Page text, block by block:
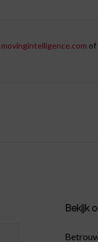
movingintelligence.com of
Bekijk